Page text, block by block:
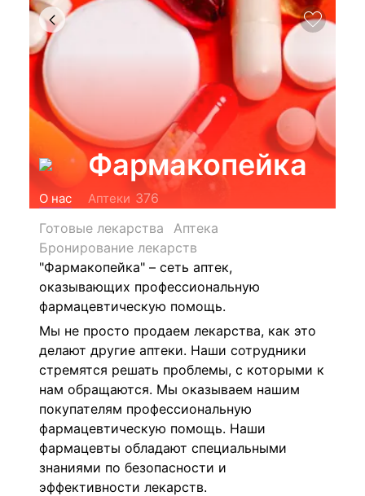
Фармакопейка
О нас Аптеки 376
Готовые лекарства
Аптека
Бронирование лекарств
"Фармакопейка" – сеть аптек,
оказывающих профессиональную
фармацевтическую помощь.
Мы не просто продаем лекарства, как это
делают другие аптеки. Наши сотрудники
стремятся решать проблемы, с которыми к
нам обращаются. Мы оказываем нашим
покупателям профессиональную
фармацевтическую помощь. Наши
фармацевты обладают специальными
знаниями по безопасности и
эффективности лекарств.